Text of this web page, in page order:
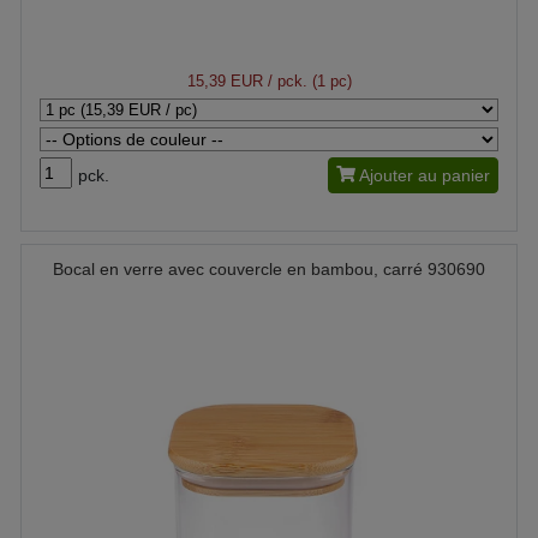
15,39 EUR/ pck. (1 pc)
pck. Ajouter au panier
Bocal en verre avec couvercle en bambou, carré 930690